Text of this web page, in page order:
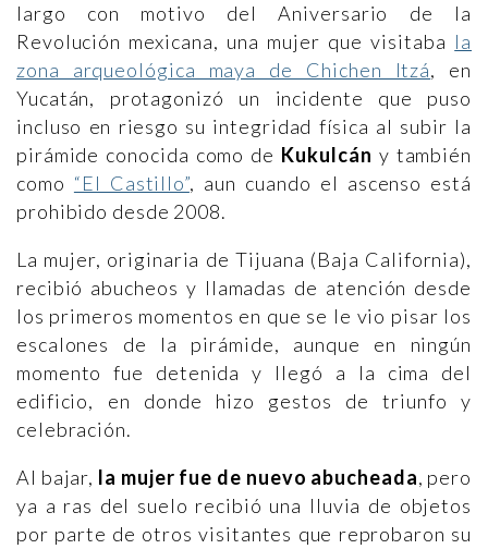
largo con motivo del Aniversario de la
Revolución mexicana, una mujer que visitaba la
zona arqueológica maya de Chichen Itzá, en
Yucatán, protagonizó un incidente que puso
incluso en riesgo su integridad física al subir la
pirámide conocida como de Kukulcán y también
como “El Castillo”, aun cuando el ascenso está
prohibido desde 2008.
La mujer, originaria de Tijuana (Baja California),
recibió abucheos y llamadas de atención desde
los primeros momentos en que se le vio pisar los
escalones de la pirámide, aunque en ningún
momento fue detenida y llegó a la cima del
edificio, en donde hizo gestos de triunfo y
celebración.
Al bajar, la mujer fue de nuevo abucheada, pero
ya a ras del suelo recibió una lluvia de objetos
por parte de otros visitantes que reprobaron su